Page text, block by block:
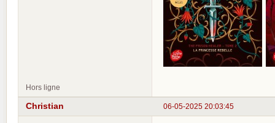
Hors ligne
06-05-2025 20:03:45
Christian